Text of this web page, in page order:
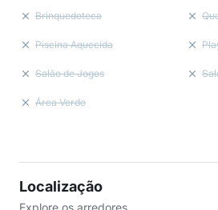
Brinquedoteca
Piscina Aquecida
Salão de Jogos
Área Verde
Localização
Explore os arredores